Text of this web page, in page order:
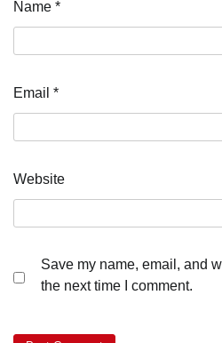
Name *
Email *
Website
Save my name, email, and
the next time I comment.